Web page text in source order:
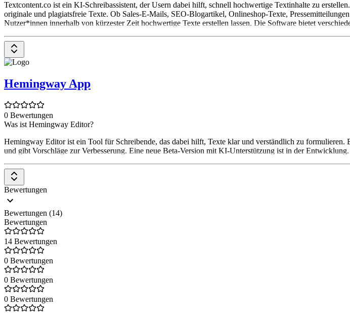
Textcontent.co ist ein KI-Schreibassistent, der Usern dabei hilft, schnell hochwertige Textinhalte zu
originale und plagiatsfreie Texte. Ob Sales-E-Mails, SEO-Blogartikel, Onlineshop-Texte,
Nutzer*innen innerhalb von kürzester Zeit hochwertige Texte erstellen lassen. Die Software bietet
Hemingway App
0 Bewertungen
Was ist Hemingway Editor?
Hemingway Editor ist ein Tool für Schreibende, das dabei hilft, Texte klar und verständlich zu
und gibt Vorschläge zur Verbesserung. Eine neue Beta-Version mit KI-Unterstützung ist in der
Bewertungen
Bewertungen (14)
Bewertungen
14 Bewertungen
0 Bewertungen
0 Bewertungen
0 Bewertungen